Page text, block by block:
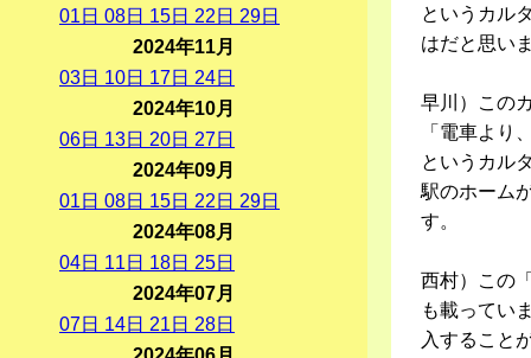
というカル
はだと思い
早川）この
「電車よ
というカル
駅のホーム
す。
西村）この
も載ってい
入すること
01 日 08日 15日 22 日 29日
2024年11月
03日 10日 17日 24日
2024年10月
06日 13日 20日 27日
2024年09月
01 日 08日 15日 22 日 29日
2024年08月
04日 11 日 18日 25日
2024年07月
07日 14日 21 日 28日